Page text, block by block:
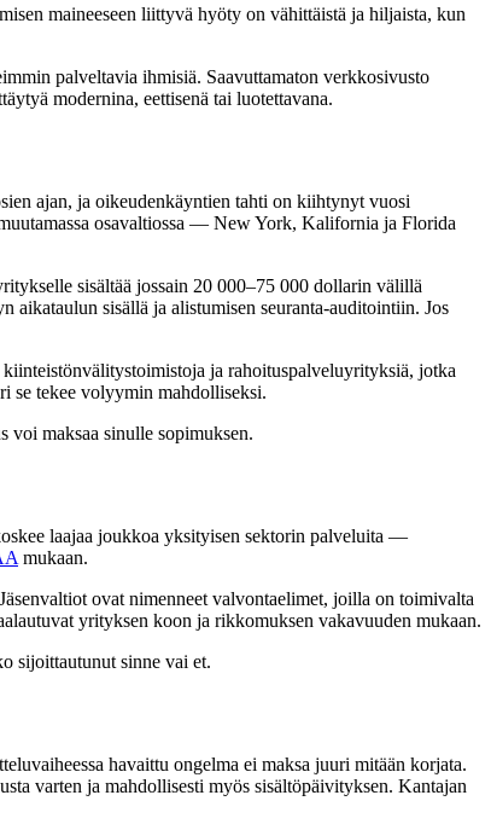
maineeseen liittyvä hyöty on vähittäistä ja hiljaista, kun
palveltavia ihmisiä. Saavuttamaton verkkosivusto
modernina, eettisenä tai luotettavana.
ajan, ja oikeudenkäyntien tahti on kiihtynyt vuosi
osavaltiossa — New York, Kalifornia ja Florida
sisältää jossain 20 000–75 000 dollarin välillä
aikataulun sisällä ja alistumisen seuranta-auditointiin. Jos
ja rahoituspalveluyrityksiä, jotka
se tekee volyymin mahdolliseksi.
voi maksaa sinulle sopimuksen.
laajaa joukkoa yksityisen sektorin palveluita —
mukaan.
ovat nimenneet valvontaelimet, joilla on toimivalta
yrityksen koon ja rikkomuksen vakavuuden mukaan.
sijoittautunut sinne vai et.
havaittu ongelma ei maksa juuri mitään korjata.
varten ja mahdollisesti myös sisältöpäivityksen. Kantajan